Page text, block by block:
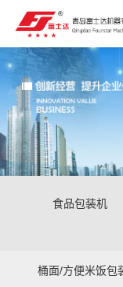
食品包装机
桶面/方便米饭包